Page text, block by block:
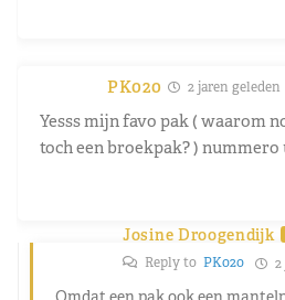
PK020 2 jaren geleden
Yesss mijn favo pak ( waarom
toch een broekpak? ) nummero
Josine Droogendijk
Reply to PK020